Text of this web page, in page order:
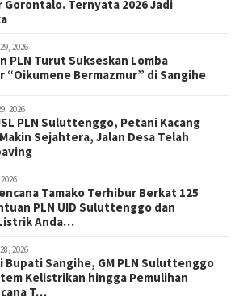
Gorontalo. Ternyata 2026 Jadi
2026
PLN Turut Sukseskan Lomba
“Oikumene Bermazmur” di Sangihe
2026
PLN Suluttenggo, Petani Kacang
Sejahtera, Jalan Desa Telah
Tamako Terhibur Berkat 125
PLN UID Suluttenggo dan
Anda…
2026
Bupati Sangihe, GM PLN Suluttenggo
Kelistrikan hingga Pemulihan
T…